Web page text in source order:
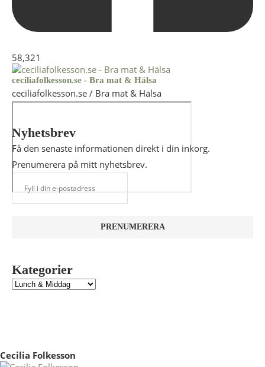
58,321
ceciliafolkesson.se - Bra mat & Hälsa
ceciliafolkesson.se / Bra mat & Hälsa
Nyhetsbrev
Få den senaste informationen direkt i din inkorg.
Prenumerera på mitt nyhetsbrev.
Kategorier
Cecilia Folkesson